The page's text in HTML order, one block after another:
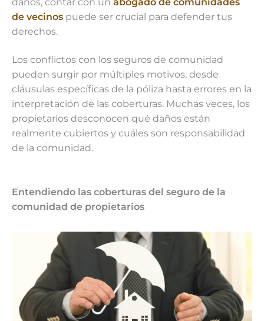
de vecinos puede ser crucial para defender tus
derechos.
Los conflictos con los seguros de comunidad
pueden surgir por múltiples motivos, desde
cláusulas específicas de la póliza hasta errores en la
interpretación de las coberturas. Muchas veces, los
propietarios desconocen qué daños están
realmente cubiertos y cuáles son responsabilidad
de la comunidad.
Entendiendo las coberturas del seguro de la
comunidad de propietarios